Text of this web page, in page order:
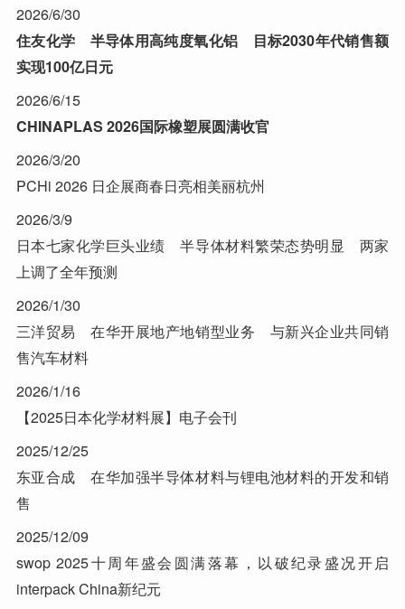
2026/6/30
住友化学 半导体用高纯度氧化铝 目标2030年代销售额
实现100亿日元
2026/6/15
CHINAPLAS 2026国际橡塑展圆满收官
2026/3/20
PCHi 2026 日企展商春日亮相美丽杭州
2026/3/9
日本七家化学巨头业绩 半导体材料繁荣态势明显 两家
上调了全年预测
2026/1/30
三洋贸易 在华开展地产地销型业务 与新兴企业共同销
售汽车材料
2026/1/16
【2025日本化学材料展】电子会刊
2025/12/25
东亚合成 在华加强半导体材料与锂电池材料的开发和销
售
2025/12/09
swop 2025十周年盛会圆满落幕，以破纪录盛况开启
interpack China新纪元